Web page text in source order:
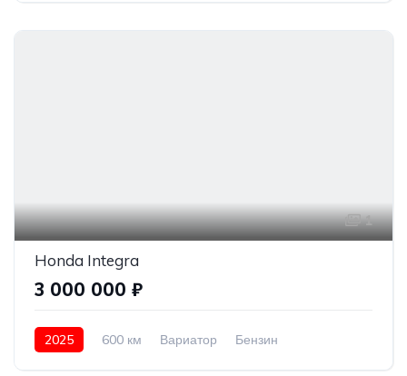
1
Honda Integra
3 000 000 ₽
2025 600 км Вариатор
Бензин